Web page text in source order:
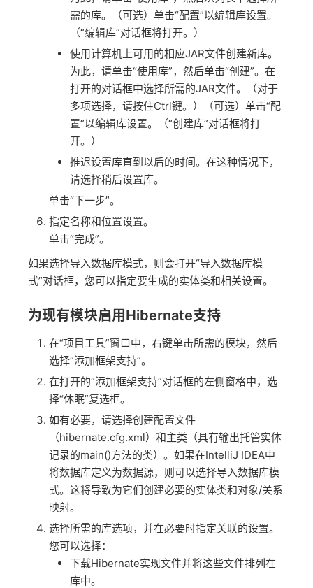
需的库。（可选）单击“配置”以编辑库设置。
（“编辑库”对话框将打开。）
使用计算机上可用的相应JAR文件创建新库。
为此，请单击“使用库”，然后单击“创建”。在
打开的对话框中选择所需的JAR文件。（对于
多项选择，请按住Ctrl键。）（可选）单击“配
置”以编辑库设置。（“创建库”对话框将打
开。）
推迟设置库直到以后的时间。在这种情况下，
请选择稍后设置库。
单击“下一步”。
指定名称和位置设置。
单击“完成”。
如果选择导入数据库模式，则会打开“导入数据库模
式”对话框，您可以指定要生成的实体类和相关设置。
为现有模块启用Hibernate支持
在“项目工具”窗口中，右键单击所需的模块，然后
选择“添加框架支持”。
在打开的“添加框架支持”对话框的左侧窗格中，选
择“休眠”复选框。
如有必要，请选择创建配置文件
（hibernate.cfg.xml）和主类（具有输出托管实体
记录的main()方法的类）。如果在IntelliJ IDEA中
将数据库定义为数据源，则可以选择导入数据库模
式。这将导致为它们创建必要的实体类和对象/关系
映射。
选择所需的库选项，并在必要时指定关联的设置。
您可以选择：
下载Hibernate实现文件并将这些文件排列在
库中。